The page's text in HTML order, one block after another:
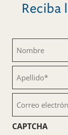
Reciba
(Obligatorio)
electrónico
(Obligatorio)
CAPTCHA